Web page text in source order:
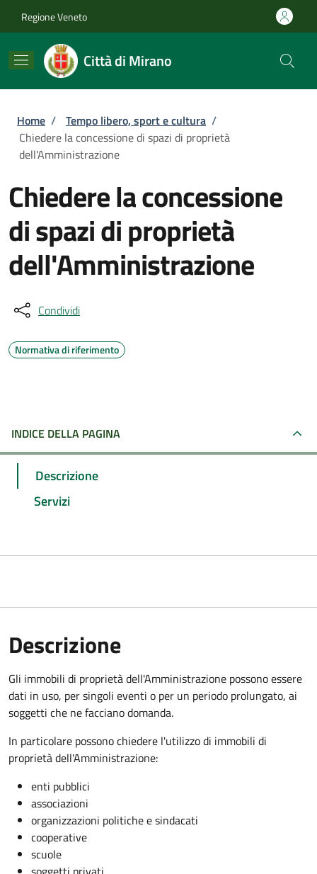
Regione Veneto
Città di Mirano
Briciole di pane
Home / Tempo libero, sport e cultura /
Chiedere la concessione di spazi di proprietà
dell'Amministrazione
Chiedere la concessione
di spazi di proprietà
dell'Amministrazione
Condividi
Normativa di riferimento
INDICE DELLA PAGINA
Descrizione
Servizi
Descrizione
Gli immobili di proprietà dell'Amministrazione possono essere
dati in uso, per singoli eventi o per un periodo prolungato, ai
soggetti che ne facciano domanda.
In particolare possono chiedere l'utilizzo di immobili di
proprietà dell'Amministrazione:
enti pubblici
associazioni
organizzazioni politiche e sindacati
cooperative
scuole